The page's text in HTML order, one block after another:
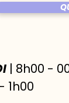
| 8h00 -
1h00